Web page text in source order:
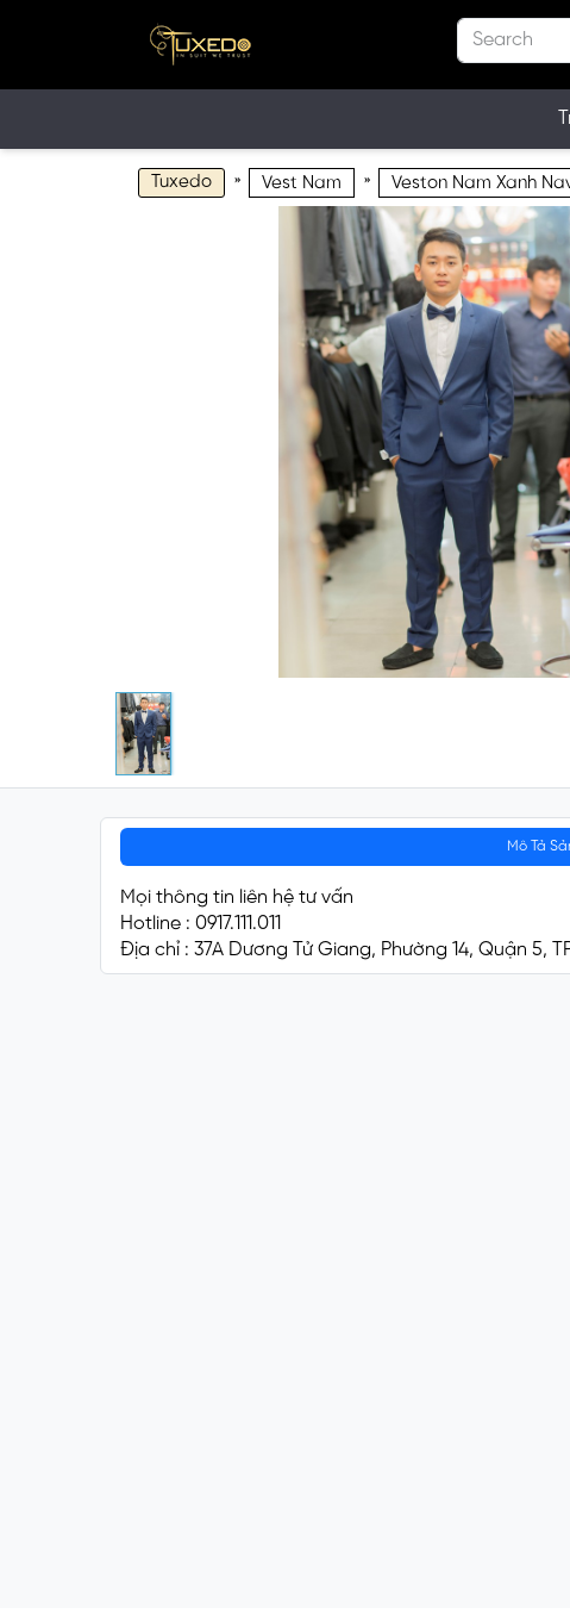
Tuxedo » Vest Nam »
Mô Tả
Mọi thông tin liên hệ tư vấn
Hotline : 0917.111.011
Địa chỉ : 37A Dương Tử Giang, Phường 14, Quận 5,